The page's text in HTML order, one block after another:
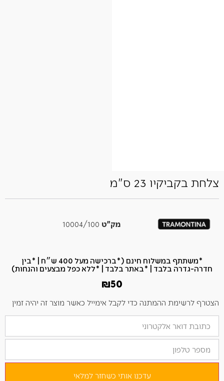
צלחת בקביקיו 23 ס"מ
מק"ט
*משתתף במשלוח חינם (*ברכישה מעל 400 ש״ח​ | *בין
חדרה-גדרה בלבד | *באתר בלבד | *ללא כפל מבצעים והנחות)
₪50
הצטרף לרשימת ההמתנה כדי לקבל אימייל כאשר מוצר זה יהיה זמין
הזן
את
כתובת
שלך
כדי
מספר
טלפון
עדכנו אותי כשחזר למלאי